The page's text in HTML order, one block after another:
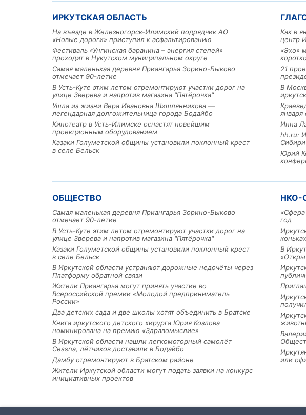
ИРКУТСКАЯ ОБЛАСТЬ
На въезде в Железногорск-Илимский подрядчик АО
«Новые дороги» приступил к асфальтированию
Фестиваль «Унгинская баранина – энергия степей»
проходит в Нукутском муниципальном округе
Самая маленькая деревня Приангарья Зорино-Быково
отмечает 90-летие
В Усть-Куте этим летом отремонтируют участки дорог на
улице Зверева и напротив магазина "Пятёрочка"
Ушла из жизни Вера Ивановна Шишлянникова —
легендарная долгожительница города Бодайбо
Кинотеатр в Усть-Илимске оснастят новейшим
проекционным оборудованием
Казаки Голуметской общины установили поклонный крест
в селе Бельск
Как в
центр
«Эхо»
21
В
января
Инна
hh.ru:
Сибири
Юрий
ОБЩЕСТВО
Самая маленькая деревня Приангарья Зорино-Быково
отмечает 90-летие
В Усть-Куте этим летом отремонтируют участки дорог на
улице Зверева и напротив магазина "Пятёрочка"
Казаки Голуметской общины установили поклонный крест
в селе Бельск
В Иркутской области устраняют дорожные недочёты через
Платформу обратной связи
Жители Приангарья могут принять участие во
Всероссийской премии «Молодой предприниматель
России»
Два детских сада и две школы хотят объединить в Братске
Книга иркутского детского хирурга Юрия Козлова
номинирована на премию «Здравомыслие»
В Иркутской области нашли легкомоторный самолёт
Cessna, лётчиков доставили в Бодайбо
Дамбу отремонтируют в Братском районе
Жители Иркутской области могут подать заявки на конкурс
инициативных проектов
НКО-
год
коньках
В
или